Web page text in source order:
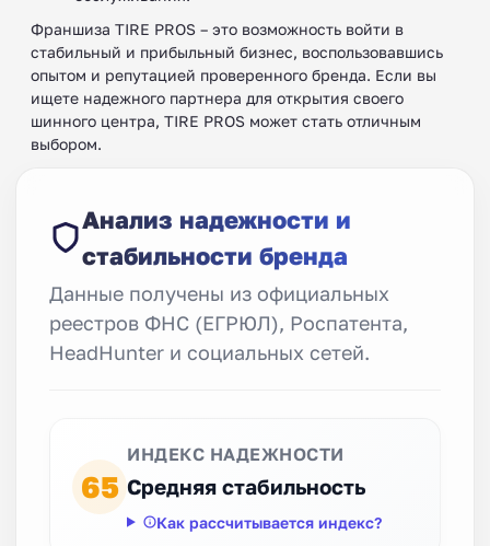
Франшиза TIRE PROS – это возможность войти в
стабильный и прибыльный бизнес, воспользовавшись
опытом и репутацией проверенного бренда. Если вы
ищете надежного партнера для открытия своего
шинного центра, TIRE PROS может стать отличным
выбором.
Анализ надежности и
стабильности бренда
Данные получены из официальных
реестров ФНС (ЕГРЮЛ), Роспатента,
HeadHunter и социальных сетей.
65
ИНДЕКС НАДЕЖНОСТИ
Средняя стабильность
Как рассчитывается индекс?